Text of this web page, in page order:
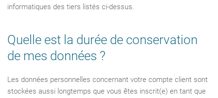
informatiques des tiers listés ci-dessus.
Quelle est la durée de conservation
de mes données ?
Les données personnelles concernant votre compte client sont
stockées aussi longtemps que vous êtes inscrit(e) en tant que